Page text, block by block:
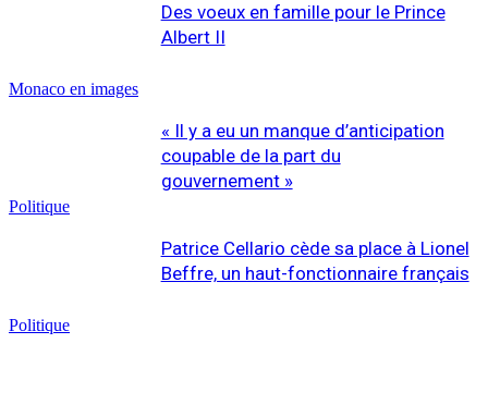
Monaco en images
Des voeux en famille pour le Prince
Albert II
Politique
« Il y a eu un manque d’anticipation
coupable de la part du
gouvernement »
Politique
Patrice Cellario cède sa place à Lionel
Beffre, un haut-fonctionnaire français